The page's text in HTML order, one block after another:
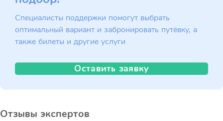
Специалисты поддержки помогут выбрать
оптимальный вариант и забронировать путёвку, а
также билеты и другие услуги
Оставить заявку
Отзывы экспертов